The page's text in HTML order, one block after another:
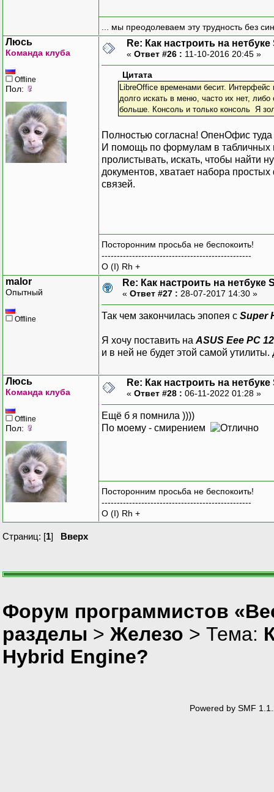
... мы преодолеваем эту трудность без
Люсь
Команда клуба
Offline
Пол:
Re: Как настроить на
« Ответ #26 : 11-10-2016 20:45 »
Цитата
LibreOffice временами бесит.
долго искать в меню, часто их нет,
больше. Консоль и только консоль Я
Полностью согласна! ОпенОфис
И помощь по формулам в табличных
пролистывать, искать, чтобы найти
документов, хватает набора
связей.
Посторонним просьба не беспокоить!
-------------------------------------------------
O (I) Rh +
malor
Опытный
Offline
Re: Как настроить на нетбуке
« Ответ #27 : 28-07-2017 14:30 »
Так чем закончилась эпопея с Super
Я хочу поставить на ASUS Eee PC
и в ней не будет этой самой
Люсь
Команда клуба
Offline
Пол:
Re: Как настроить на
« Ответ #28 : 06-11-2022 01:28 »
Ещё б я помнила ))))
По моему - смирением
Посторонним просьба не беспокоить!
-------------------------------------------------
O (I) Rh +
Страниц: [1] Вверх
Форум программистов
разделы > Железо > Тема:
Hybrid Engine?
Powered by SMF